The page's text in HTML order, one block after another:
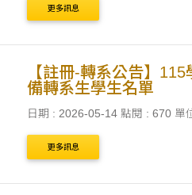
更多訊息
【註冊-轉系公告】
備轉系生學生名單
日期 : 2026-05-14 點閱 : 670 單
更多訊息